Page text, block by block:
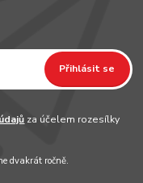
Přihlásit se
za účelem rozesílky
dvakrát ročně.